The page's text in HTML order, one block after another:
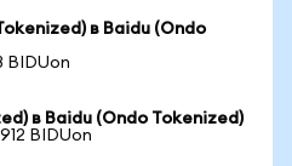
в Baidu (Ondo
BIDUon
в Baidu (Ondo Tokenized)
BIDUon